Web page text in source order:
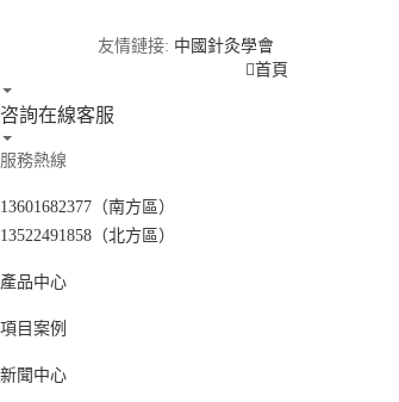
友情鏈接: 中國針灸學會
首頁
咨詢在線客服
服務熱線
13601682377（南方區）
13522491858（北方區）
產品中心
項目案例
新聞中心